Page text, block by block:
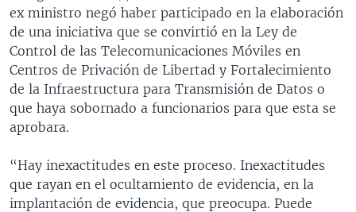
ex ministro negó haber participado en la elaboración
de una iniciativa que se convirtió en la Ley de
Control de las Telecomunicaciones Móviles en
Centros de Privación de Libertad y Fortalecimiento
de la Infraestructura para Transmisión de Datos o
que haya sobornado a funcionarios para que esta se
aprobara.
“Hay inexactitudes en este proceso. Inexactitudes
que rayan en el ocultamiento de evidencia, en la
implantación de evidencia, que preocupa. Puede